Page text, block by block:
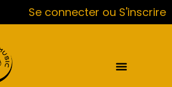
Se connecter ou S'inscrire